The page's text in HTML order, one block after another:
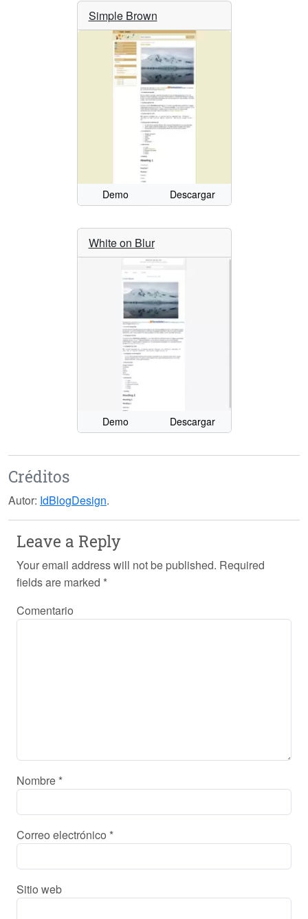
Simple Brown
Demo Descargar
White on Blur
Demo Descargar
Créditos
Autor: IdBlogDesign.
Leave a Reply
Your email address will not be published. Required
fields are marked *
Comentario
Nombre *
Correo electrónico *
Sitio web